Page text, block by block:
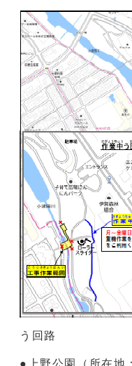
う回路
●上野公園（所在地